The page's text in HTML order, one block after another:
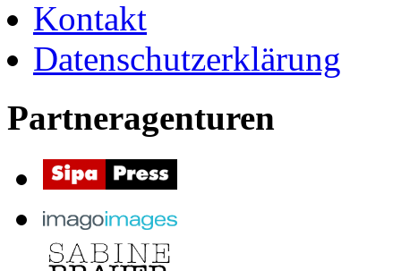
Kontakt
Datenschutzerklärung
Partneragenturen